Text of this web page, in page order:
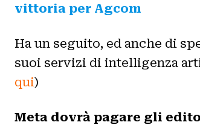
vittoria per Agcom
Ha un seguito, ed anche di
suoi servizi di intelligenza
qui)
Meta dovrà pagare gli